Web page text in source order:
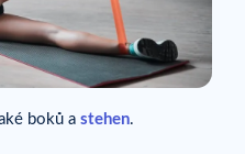
boků a stehen.